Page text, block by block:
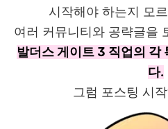
시작해야 하는지 모
여러 커뮤니티와 공략글을
발더스 게이트 3 직업의 각
다.
그럼 포스팅 시